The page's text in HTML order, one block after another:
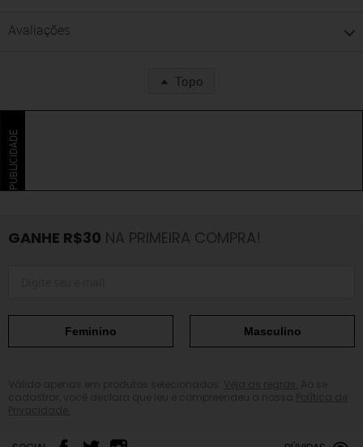
Avaliações
Topo
PUBLICIDADE
GANHE R$30 NA PRIMEIRA COMPRA!
Feminino Masculino